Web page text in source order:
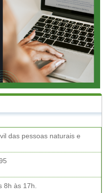
das pessoas naturais e
8h às 17h.